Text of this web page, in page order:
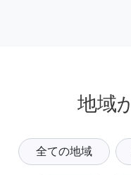
地域
全ての地域